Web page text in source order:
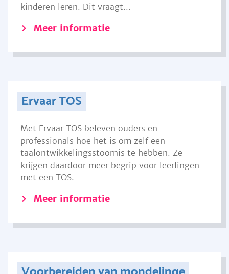
kinderen leren. Dit vraagt...
Meer informatie
Ervaar TOS
Met Ervaar TOS beleven ouders en
professionals hoe het is om zelf een
taalontwikkelingsstoornis te hebben. Ze
krijgen daardoor meer begrip voor leerlingen
met een TOS.
Meer informatie